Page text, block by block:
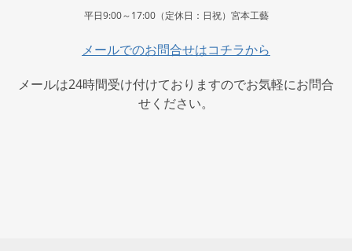
平日9:00～17:00（定休日：日祝）宮本工藝
メールでのお問合せはコチラから
メールは24時間受け付けておりますのでお気軽にお問合
せください。